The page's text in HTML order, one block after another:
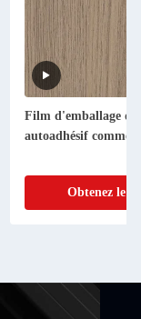
Film d'emballage de
autoadhésif
Obtenez le